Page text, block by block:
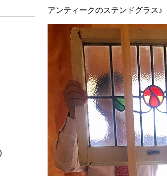
アンティークのステンドグラス♪